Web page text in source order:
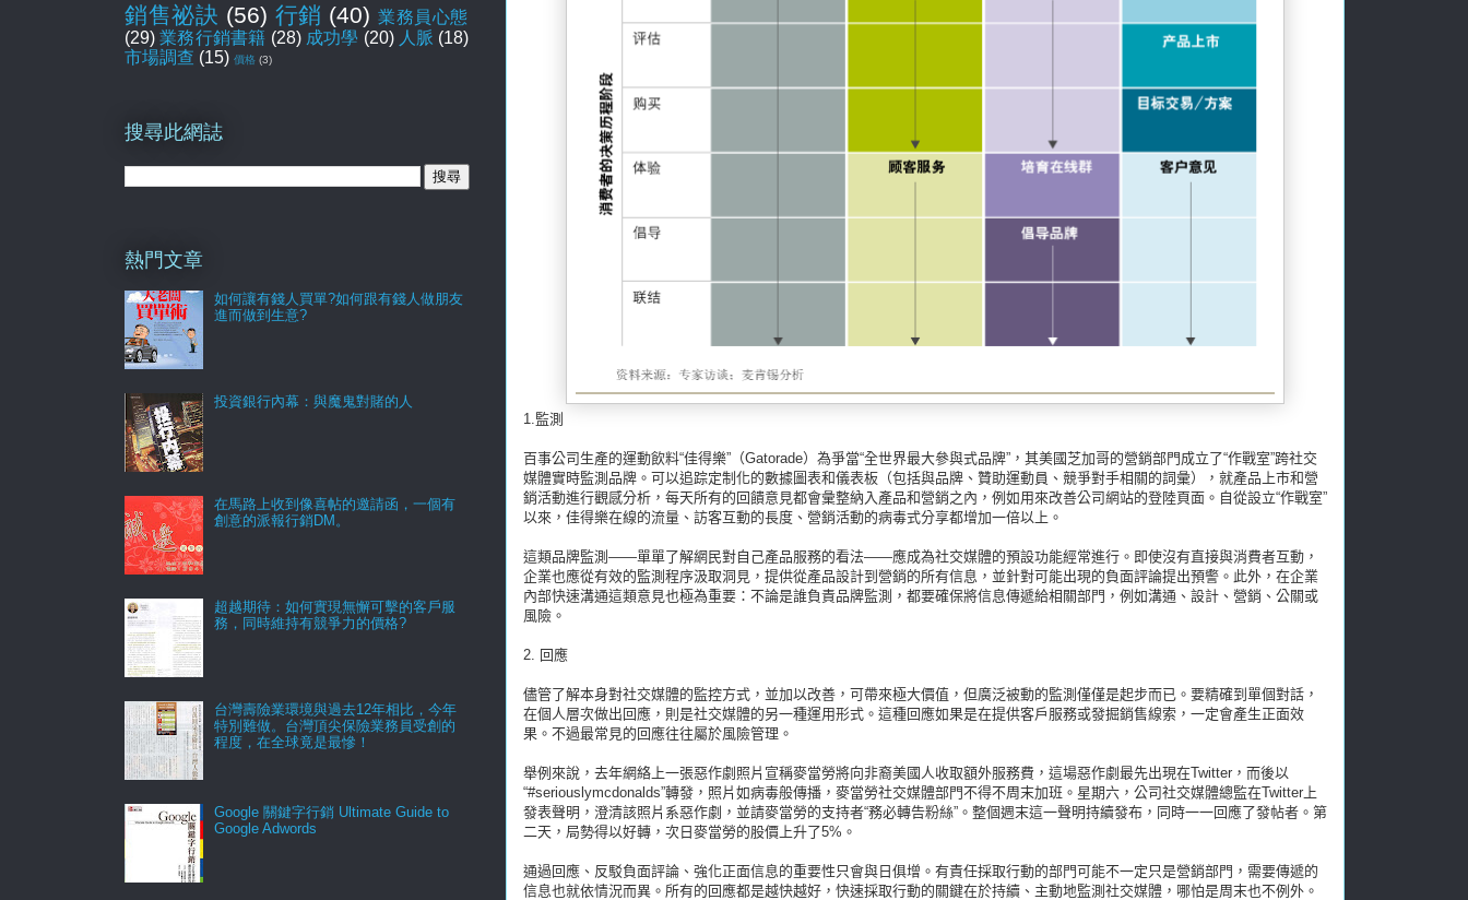
1.監測
百事公司生產的運動飲料“佳得樂”（Gatorade）為爭當“全世界最大參與式品牌”，其美國芝加哥的營銷部門成立了“作戰室”跨社交
媒體實時監測品牌。可以追踪定制化的數據圖表和儀表板（包括與品牌、贊助運動員、競爭對手相關的詞彙），就產品上市和營
銷活動進行觀感分析，每天所有的回饋意見都會彙整納入產品和營銷之內，例如用來改善公司網站的登陸頁面。自從設立“作戰室”
以來，佳得樂在線的流量、訪客互動的長度、營銷活動的病毒式分享都增加一倍以上。
這類品牌監測——單單了解網民對自己產品服務的看法——應成為社交媒體的預設功能經常進行。即使沒有直接與消費者互動，
企業也應從有效的監測程序汲取洞見，提供從產品設計到營銷的所有信息，並針對可能出現的負面評論提出預警。此外，在企業
內部快速溝通這類意見也極為重要：不論是誰負責品牌監測，都要確保將信息傳遞給相關部門，例如溝通、設計、營銷、公關或
風險。
2. 回應
儘管了解本身對社交媒體的監控方式，並加以改善，可帶來極大價值，但廣泛被動的監測僅僅是起步而已。要精確到單個對話，
在個人層次做出回應，則是社交媒體的另一種運用形式。這種回應如果是在提供客戶服務或發掘銷售線索，一定會產生正面效
果。不過最常見的回應往往屬於風險管理。
舉例來說，去年網絡上一張惡作劇照片宣稱麥當勞將向非裔美國人收取額外服務費，這場惡作劇最先出現在Twitter，而後以
“#seriouslymcdonalds”轉發，照片如病毒般傳播，麥當勞社交媒體部門不得不周末加班。星期六，公司社交媒體總監在Twitter上
發表聲明，澄清該照片系惡作劇，並請麥當勞的支持者“務必轉告粉絲”。整個週末這一聲明持續發布，同時一一回應了發帖者。第
二天，局勢得以好轉，次日麥當勞的股價上升了5%。
通過回應、反駁負面評論、強化正面信息的重要性只會與日俱增。有責任採取行動的部門可能不一定只是營銷部門，需要傳遞的
信息也就依情況而異。所有的回應都是越快越好，快速採取行動的關鍵在於持續、主動地監測社交媒體，哪怕是周末也不例外。
銷售祕訣 (56) 行銷 (40) 業務員心態
(29) 業務行銷書籍 (28) 成功學 (20) 人脈 (18)
市場調查 (15) 價格 (3)
搜尋此網誌
熱門文章
如何讓有錢人買單?如何跟有錢人做朋友
進而做到生意?
投資銀行內幕：與魔鬼對賭的人
在馬路上收到像喜帖的邀請函，一個有
創意的派報行銷DM。
超越期待：如何實現無懈可擊的客戶服
務，同時維持有競爭力的價格?
台灣壽險業環境與過去12年相比，今年
特別難做。台灣頂尖保險業務員受創的
程度，在全球竟是最慘！
Google 關鍵字行銷 Ultimate Guide to
Google Adwords